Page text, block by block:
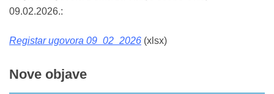
09.02.2026.:
Registar ugovora 09_02_2026 (xlsx)
Nove objave